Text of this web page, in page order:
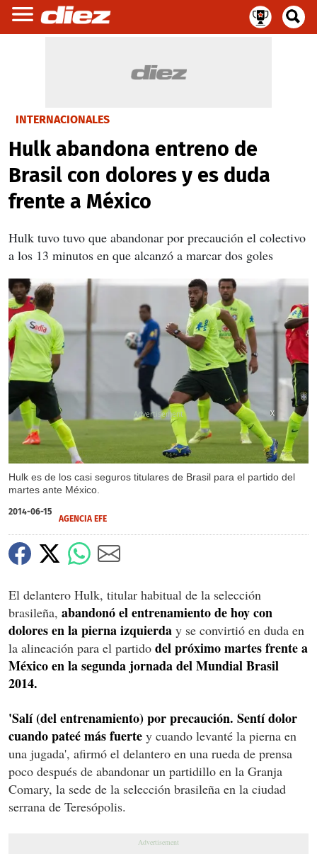
INTERNACIONALES
Hulk abandona entreno de
Brasil con dolores y es duda
frente a México
Hulk tuvo tuvo que abandonar por precaución el colectivo
a los 13 minutos en que alcanzó a marcar dos goles
Hulk es de los casi seguros titulares de Brasil para el partido del
martes ante México.
X
2014-06-15
AGENCIA EFE
El delantero Hulk, titular habitual de la selección
brasileña, abandonó el entrenamiento de hoy con
dolores en la pierna izquierda y se convirtió en duda en
la alineación para el partido del próximo martes frente a
México en la segunda jornada del Mundial Brasil
2014.
'Salí (del entrenamiento) por precaución. Sentí dolor
cuando pateé más fuerte y cuando levanté la pierna en
una jugada', afirmó el delantero en una rueda de prensa
poco después de abandonar un partidillo en la Granja
Comary, la sede de la selección brasileña en la ciudad
serrana de Teresópolis.